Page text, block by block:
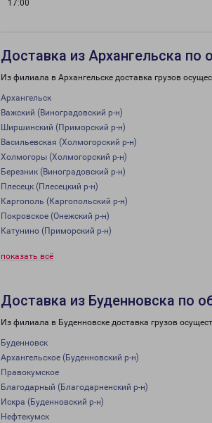
17:00
Доставка из Архангельска по
Из филиала в Архангельске доставка грузов
Архангельск
Важский (Виноградовский р-н)
Ширшинский (Приморский р-н)
Васильевская (Холмогорский р-н)
Холмогоры (Холмогорский р-н)
Березник (Виноградовский р-н)
Плесецк (Плесецкий р-н)
Каргополь (Каргопольский р-н)
Покровское (Онежский р-н)
Катунино (Приморский р-н)
показать всё
Доставка из Буденновска по
Из филиала в Буденновске доставка грузов
Буденновск
Архангельское (Буденновский р-н)
Правокумское
Благодарный (Благодарненский р-н)
Искра (Буденновский р-н)
Нефтекумск